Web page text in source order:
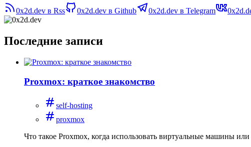
0x2d.dev в Rss 0x2d.dev в Github 0x2d.dev в Telegram
Последние записи
Proxmox: краткое знакомство
self-hosting
proxmox
Что такое Proxmox, когда использовать виртуальные машины